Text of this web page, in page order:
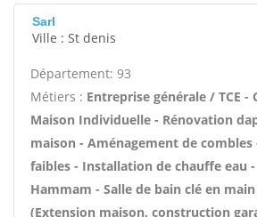
Sarl
Ville : St denis
Département: 93
Métiers : Entreprise générale / TCE
Maison Individuelle - Rénovation
maison - Aménagement de combles
faibles - Installation de chauffe eau
Hammam - Salle de bain clé en
(Extension maison, construction